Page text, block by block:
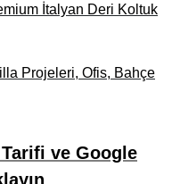
İtalyan Deri Koltuk
Projeleri, Ofis, Bahçe
ve Google